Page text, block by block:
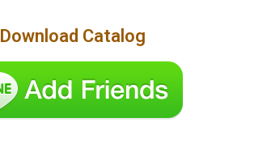
Download Catalog